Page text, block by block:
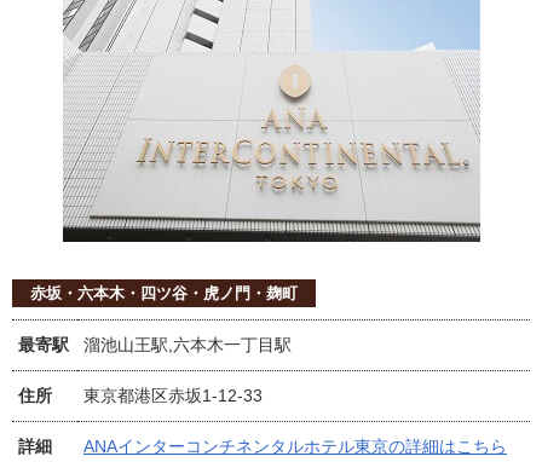
赤坂・六本木・四ツ谷・虎ノ門・麹町
最寄駅 溜池山王駅,六本木一丁目駅
住所 東京都港区赤坂1-12-33
詳細 ANAインターコンチネンタルホテル東京の詳細はこちら